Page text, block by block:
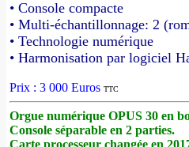
• Console compacte
• Multi-échantillonnage: 2
• Technologie numérique
• Harmonisation par logiciel
Prix : 3 000 Euros TTC
Orgue numérique OPUS 30 en
Console séparable en 2 parties.
Carte processeur changée en